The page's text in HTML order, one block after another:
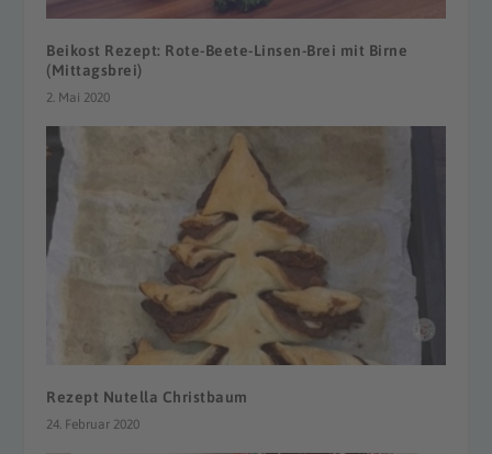
Beikost Rezept: Rote-Beete-Linsen-Brei mit Birne
(Mittagsbrei)
2. Mai 2020
Rezept Nutella Christbaum
24. Februar 2020